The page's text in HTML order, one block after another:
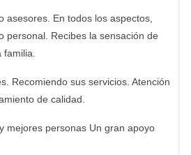
asesores. En todos los aspectos,
personal. Recibes la sensación de
Recomiendo sus servicios. Atención
de calidad.
mejores personas Un gran apoyo